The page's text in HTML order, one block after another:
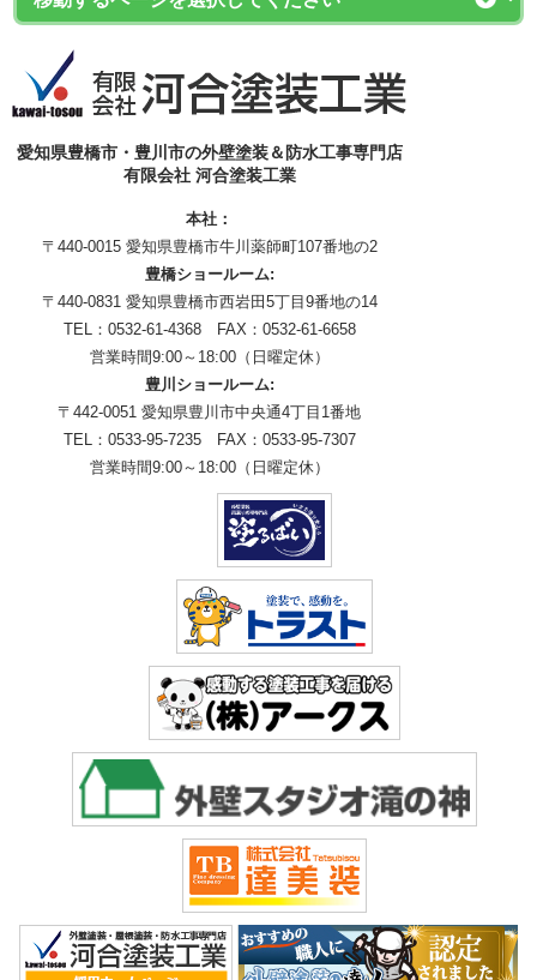
愛知県豊橋市・豊川市の外壁塗装＆防水工事専門店
有限会社 河合塗装工業
本社：
〒440-0015 愛知県豊橋市牛川薬師町107番地の2
豊橋ショールーム:
〒440-0831 愛知県豊橋市西岩田5丁目9番地の14
TEL：0532-61-4368 FAX：0532-61-6658
営業時間9:00～18:00（日曜定休）
豊川ショールーム:
〒442-0051 愛知県豊川市中央通4丁目1番地
TEL：0533-95-7235 FAX：0533-95-7307
営業時間9:00～18:00（日曜定休）